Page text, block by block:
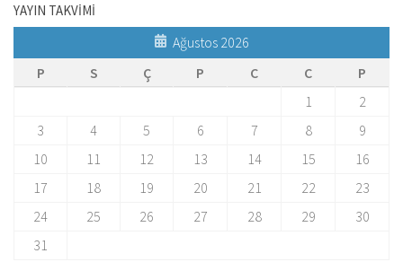
YAYIN TAKVİMİ
Ağustos 2026
P
S Ç P C C
P
1
2
3
4 5 6 7 8
9
10
11 12 13 14 15
16
17
18 19 20 21 22
23
24
25 26 27 28 29
30
31